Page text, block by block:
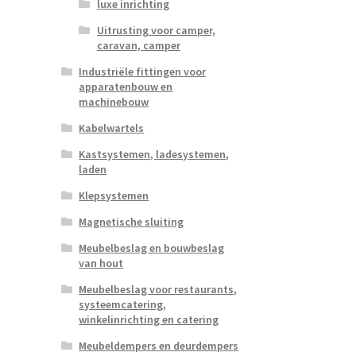
luxe inrichting
Uitrusting voor camper,
caravan, camper
Industriële fittingen voor
apparatenbouw en
machinebouw
Kabelwartels
Kastsystemen, ladesystemen,
laden
Klepsystemen
Magnetische sluiting
Meubelbeslag en bouwbeslag
van hout
Meubelbeslag voor restaurants,
systeemcatering,
winkelinrichting en catering
Meubeldempers en deurdempers